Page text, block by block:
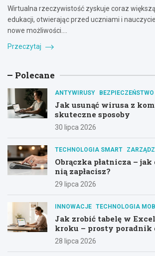
Wirtualna rzeczywistość zyskuje coraz
edukacji, otwierając przed uczniami i
nowe możliwości.…
Przeczytaj
Polecane
ANTYWIRUSY
Jak usunąć wirusa z
skuteczne sposoby
30 lipca 2026
TECHNOLOGIA SMART
Obrączka płatnicza – jak
nią zapłacisz?
29 lipca 2026
INNOWACJE TECHNOLOGIA
Jak zrobić tabelę w
kroku – prosty poradnik
początkujących
28 lipca 2026